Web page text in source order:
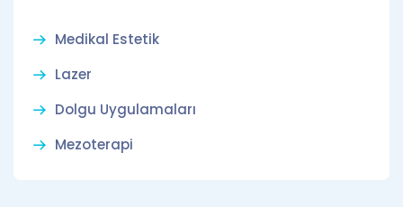
Medikal Estetik
Lazer
Dolgu Uygulamaları
Mezoterapi